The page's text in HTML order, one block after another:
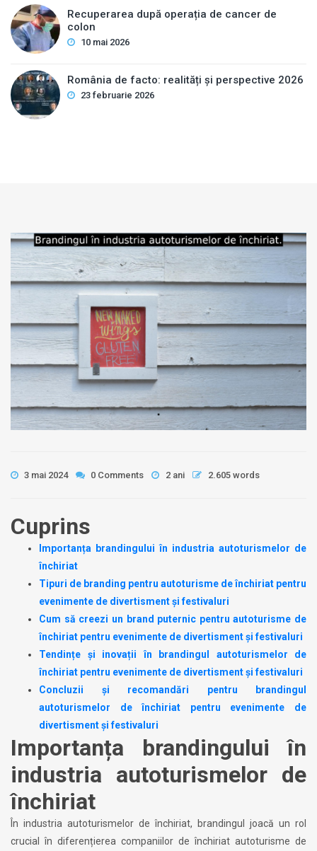
Recuperarea după operația de cancer de
colon
10 mai 2026
România de facto: realități și perspective 2026
23 februarie 2026
3 mai 2024 0 Comments 2 ani 2.605 words
Cuprins
Importanța brandingului în industria autoturismelor de
închiriat
Tipuri de branding pentru autoturisme de închiriat pentru
evenimente de divertisment și festivaluri
Cum să creezi un brand puternic pentru autoturisme de
închiriat pentru evenimente de divertisment și festivaluri
Tendințe și inovații în brandingul autoturismelor de
închiriat pentru evenimente de divertisment și festivaluri
Concluzii și recomandări pentru brandingul
autoturismelor de închiriat pentru evenimente de
divertisment și festivaluri
Importanța brandingului în
industria autoturismelor de
închiriat
În industria autoturismelor de închiriat, brandingul joacă un rol
crucial în diferențierea companiilor de închiriat autoturisme de